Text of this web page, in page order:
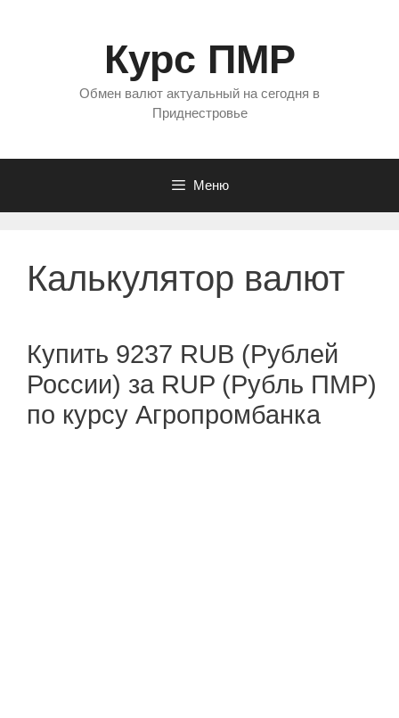
Курс ПМР
Обмен валют актуальный на сегодня в
Приднестровье
Меню
Калькулятор валют
Купить 9237 RUB (Рублей
России) за RUP (Рубль ПМР)
по курсу Агропромбанка